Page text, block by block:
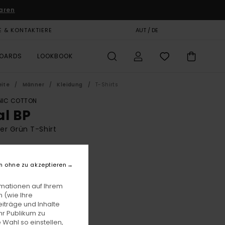
& KONTAKTIERE AUT / DE
LOOKBOOK
Männer Kleidung T-Shirts
COTTON
BP
Grün T-Shirt
55%
RABATT EXTRA 25 %
auf Ihrem
(wie Ihre
und Inhalte
Publikum zu
so einstellen,
ohne zu akzeptieren